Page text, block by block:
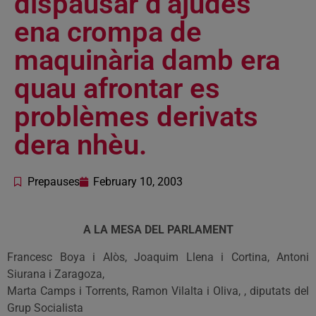
ena crompa de
maquinària damb era
quau afrontar es
problèmes derivats
dera nhèu.
Prepauses February 10, 2003
A LA MESA DEL PARLAMENT
Francesc Boya i Alòs, Joaquim Llena i Cortina, Antoni
Siurana i Zaragoza,
Marta Camps i Torrents, Ramon Vilalta i Oliva, , diputats del
Grup Socialista